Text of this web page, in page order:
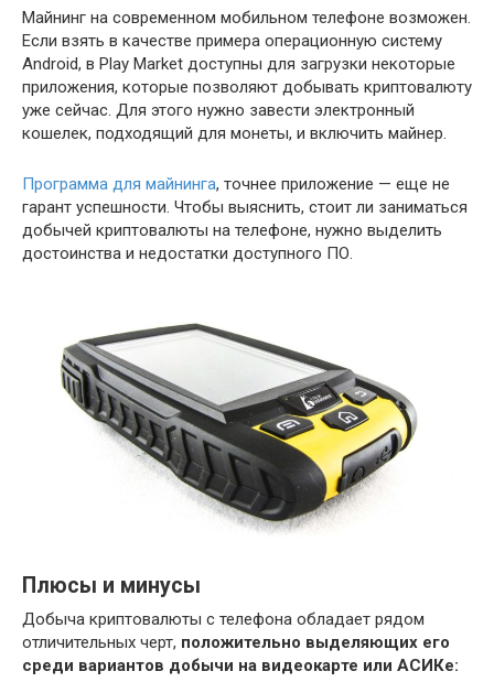
Майнинг на современном мобильном телефоне возможен.
Если взять в качестве примера операционную систему
Android, в Play Market доступны для загрузки некоторые
приложения, которые позволяют добывать криптовалюту
уже сейчас. Для этого нужно завести электронный
кошелек, подходящий для монеты, и включить майнер.
Программа для майнинга, точнее приложение — еще не
гарант успешности. Чтобы выяснить, стоит ли заниматься
добычей криптовалюты на телефоне, нужно выделить
достоинства и недостатки доступного ПО.
Плюсы и минусы
Добыча криптовалюты с телефона обладает рядом
отличительных черт, положительно выделяющих его
среди вариантов добычи на видеокарте или АСИКе: